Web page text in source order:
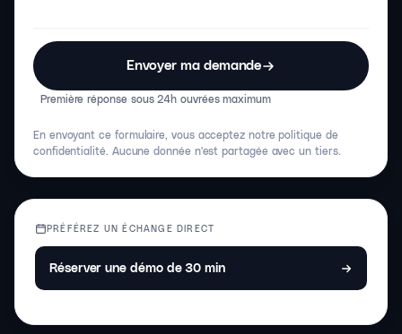
Envoyer ma demande
Première réponse sous 24h ouvrées maximum
En envoyant ce formulaire, vous acceptez notre politique de
confidentialité. Aucune donnée n'est partagée avec un tiers.
PRÉFÉREZ UN ÉCHANGE DIRECT
Réserver une démo de 30 min